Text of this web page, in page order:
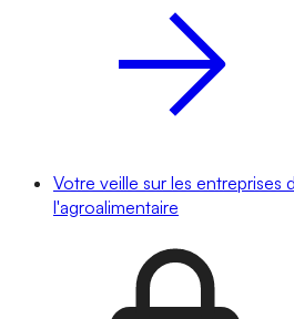
Votre veille sur les entreprises
l'agroalimentaire